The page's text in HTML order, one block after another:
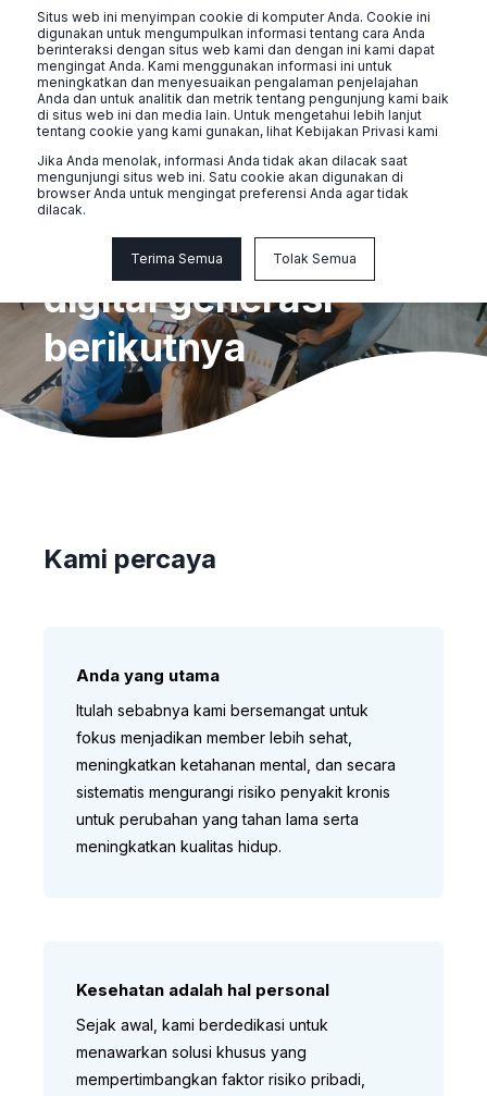
Situs web ini menyimpan cookie di komputer Anda. Cookie ini
digunakan untuk mengumpulkan informasi tentang cara Anda
berinteraksi dengan situs web kami dan dengan ini kami dapat
mengingat Anda. Kami menggunakan informasi ini untuk
meningkatkan dan menyesuaikan pengalaman penjelajahan
Anda dan untuk analitik dan metrik tentang pengunjung kami baik
di situs web ini dan media lain. Untuk mengetahui lebih lanjut
tentang cookie yang kami gunakan, lihat Kebijakan Privasi kami
Jika Anda menolak, informasi Anda tidak akan dilacak saat
mengunjungi situs web ini. Satu cookie akan digunakan di
browser Anda untuk mengingat preferensi Anda agar tidak
dilacak.
Terima Semua Tolak Semua
Tentang Perusahaan
Menginovasi terapi
digital generasi
berikutnya
Kami percaya
Anda yang utama
Itulah sebabnya kami bersemangat untuk
fokus menjadikan member lebih sehat,
meningkatkan ketahanan mental, dan secara
sistematis mengurangi risiko penyakit kronis
untuk perubahan yang tahan lama serta
meningkatkan kualitas hidup.
Kesehatan adalah hal personal
Sejak awal, kami berdedikasi untuk
menawarkan solusi khusus yang
mempertimbangkan faktor risiko pribadi,